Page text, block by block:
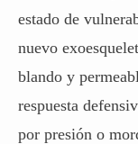
estado de
nuevo
blando y
respuesta
por presión o